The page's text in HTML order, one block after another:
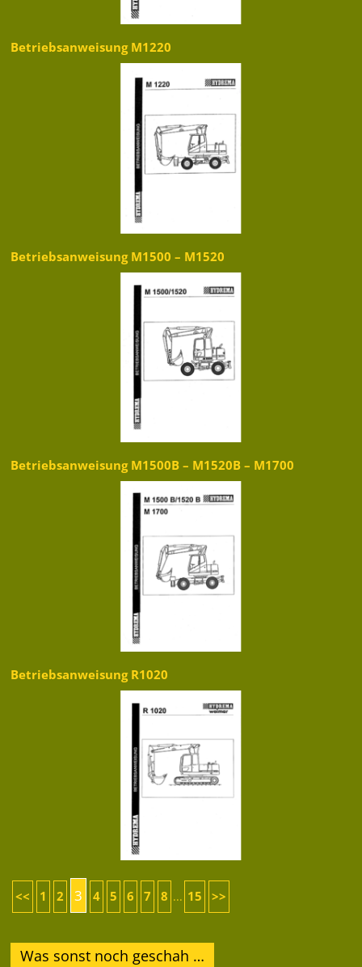
Betriebsanweisung M1220
Betriebsanweisung M1500 – M1520
Betriebsanweisung M1500B – M1520B – M1700
Betriebsanweisung R1020
<< 1 2 3 4 5 6 7 8 ... 15 >>
Was sonst noch geschah …